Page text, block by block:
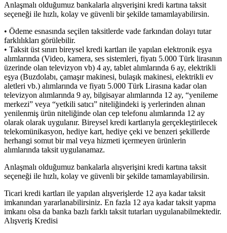
Anlaşmalı olduğumuz bankalarla alışverişini kredi kartına taksit
seçeneği ile hızlı, kolay ve güvenli bir şekilde tamamlayabilirsin.
• Ödeme esnasında seçilen taksitlerde vade farkından dolayı tutar
farklılıkları görülebilir.
• Taksit üst sınırı bireysel kredi kartları ile yapılan elektronik eşya
alımlarında (Video, kamera, ses sistemleri, fiyatı 5.000 Türk lirasının
üzerinde olan televizyon vb) 4 ay, tablet alımlarında 6 ay, elektrikli
eşya (Buzdolabı, çamaşır makinesi, bulaşık makinesi, elektrikli ev
aletleri vb.) alımlarında ve fiyatı 5.000 Türk Lirasına kadar olan
televizyon alımlarında 9 ay, bilgisayar alımlarında 12 ay, “yenileme
merkezi” veya “yetkili satıcı” niteliğindeki iş yerlerinden alınan
yenilenmiş ürün niteliğinde olan cep telefonu alımlarında 12 ay
olarak olarak uygulanır. Bireysel kredi kartlarıyla gerçekleştirilecek
telekomünikasyon, hediye kart, hediye çeki ve benzeri şekillerde
herhangi somut bir mal veya hizmeti içermeyen ürünlerin
alımlarında taksit uygulanamaz.
Anlaşmalı olduğumuz bankalarla alışverişini kredi kartına taksit
seçeneği ile hızlı, kolay ve güvenli bir şekilde tamamlayabilirsin.
Ticari kredi kartları ile yapılan alışverişlerde 12 aya kadar taksit
imkanından yararlanabilirsiniz. En fazla 12 aya kadar taksit yapma
imkanı olsa da banka bazlı farklı taksit tutarları uygulanabilmektedir.
Alışveriş Kredisi